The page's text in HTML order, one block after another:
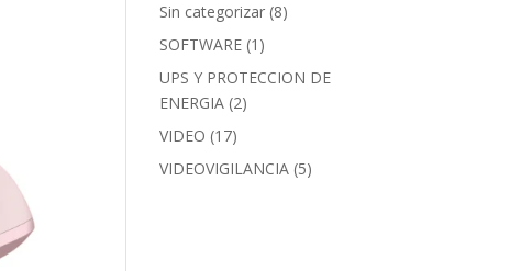
Sin categorizar (8)
SOFTWARE (1)
UPS Y PROTECCION DE
ENERGIA (2)
VIDEO (17)
VIDEOVIGILANCIA (5)